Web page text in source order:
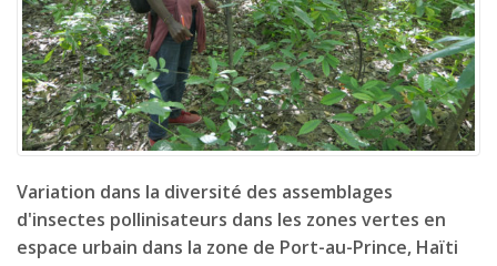
Variation dans la diversité des assemblages
d'insectes pollinisateurs dans les zones vertes en
espace urbain dans la zone de Port-au-Prince, Haïti